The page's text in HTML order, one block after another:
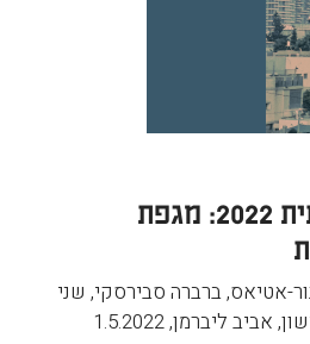
תמונת מצב חברתית 2022: מגפת
אטיאס, ברברה סבירסקי, שני
אביב ליברמן,
1.5.2022